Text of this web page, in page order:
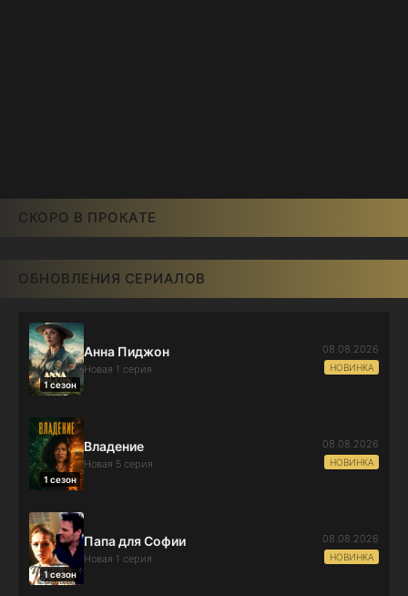
СКОРО В ПРОКАТЕ
ОБНОВЛЕНИЯ СЕРИАЛОВ
1 сезон
Анна Пиджон
Новая 1 серия
08.08.2026
НОВИНКА
1 сезон
Владение
Новая 5 серия
08.08.2026
НОВИНКА
1 сезон
Папа для Софии
Новая 1 серия
08.08.2026
НОВИНКА